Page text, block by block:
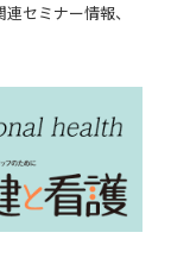
セミナー情報、